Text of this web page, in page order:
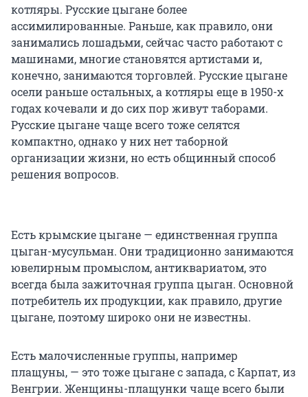
котляры. Русские цыгане более
ассимилированные. Раньше, как правило, они
занимались лошадьми, сейчас часто работают с
машинами, многие становятся артистами и,
конечно, занимаются торговлей. Русские цыгане
осели раньше остальных, а котляры еще в 1950-х
годах кочевали и до сих пор живут таборами.
Русские цыгане чаще всего тоже селятся
компактно, однако у них нет таборной
организации жизни, но есть общинный способ
решения вопросов.
Есть крымские цыгане — единственная группа
цыган-мусульман. Они традиционно занимаются
ювелирным промыслом, антиквариатом, это
всегда была зажиточная группа цыган. Основной
потребитель их продукции, как правило, другие
цыгане, поэтому широко они не известны.
Есть малочисленные группы, например
плащуны, — это тоже цыгане с запада, с Карпат, из
Венгрии. Женщины-плащунки чаще всего были